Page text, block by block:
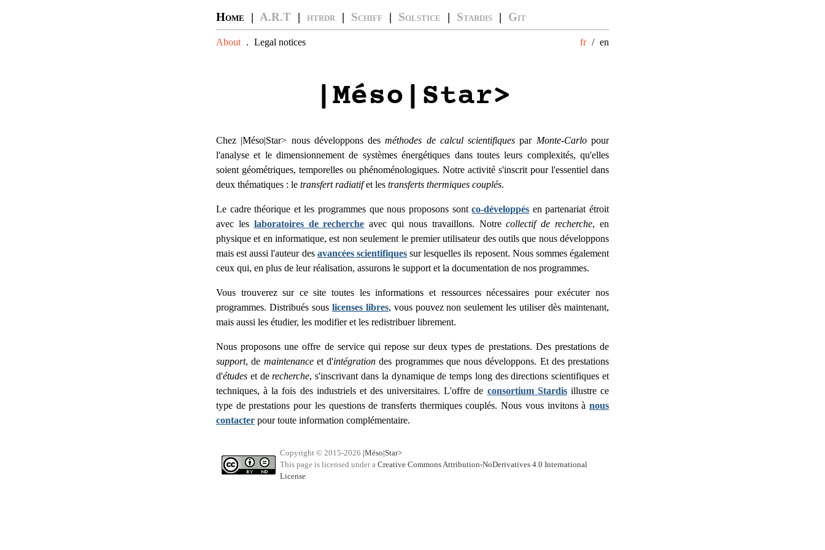
Home | A.R.T | htrdr | Schiff | Solstice | Stardis | Git
About fr/ en
. Legal notices
|Méso|Star>
Chez |Méso|Star> nous développons desméthodes de calcul scientifiques par Monte-Carlopour
l'analyse et le dimensionnement de systèmes énergétiques dans toutes leurs complexités, qu'elles
soient géométriques, temporelles ou phénoménologiques. Notre activité s'inscrit pour l'essentiel dans
deux thématiques : le transfert radiatifet les transferts thermiques couplés.
Le cadre théorique et les programmes que nous proposons sontco-développés en partenariat étroit
avec les laboratoires de recherche avec qui nous travaillons. Notrecollectif de recherche, en
physique et en informatique, est non seulement le premier utilisateur des outils que nous développons
mais est aussi l'auteur des avancées scientifiquessur lesquelles ils reposent. Nous sommes également
ceux qui, en plus de leur réalisation, assurons le support et la documentation de nos programmes.
Vous trouverez sur ce site toutes les informations et ressources nécessaires pour exécuter nos
programmes. Distribués sous licenses libres, vous pouvez non seulement les utiliser dès maintenant,
mais aussi les étudier, les modifier et les redistribuer librement.
Nous proposons une offre de service qui repose sur deux types de prestations. Des prestations de
support, de maintenanceet d'intégration des programmes que nous développons. Et des prestations
d'études et derecherche, s'inscrivant dans la dynamique de temps long des directions scientifiques et
techniques, à la fois des industriels et des universitaires. L'offre de consortium Stardisillustre ce
type de prestations pour les questions de transferts thermiques couplés. Nous vous invitons à nous
contacter pour toute information complémentaire.
Copyright © 2015-2026 |Méso|Star>
This page is licensed under aCreative Commons Attribution-NoDerivatives 4.0 International
License